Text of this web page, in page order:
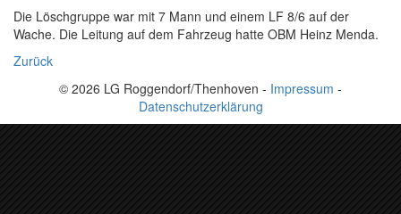
Die Löschgruppe war mit 7 Mann und einem LF 8/6 auf der
Wache. Die Leitung auf dem Fahrzeug hatte OBM Heinz Menda.
Zurück
© 2026 LG Roggendorf/Thenhoven - Impressum -
Datenschutzerklärung